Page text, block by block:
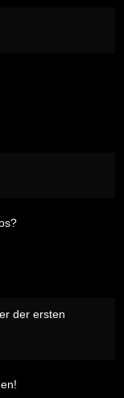
der ersten